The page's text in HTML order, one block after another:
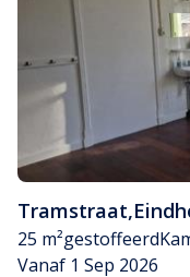
Tramstraat,
25 m²gestoffeerd
Vanaf 1 Sep 2026